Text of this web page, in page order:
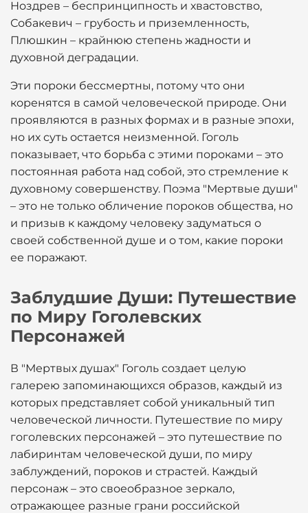
Ноздрев – беспринципность и хвастовство,
Собакевич – грубость и приземленность,
Плюшкин – крайнюю степень жадности и
духовной деградации.
Эти пороки бессмертны, потому что они
коренятся в самой человеческой природе. Они
проявляются в разных формах и в разные эпохи,
но их суть остается неизменной. Гоголь
показывает, что борьба с этими пороками – это
постоянная работа над собой, это стремление к
духовному совершенству. Поэма "Мертвые души"
– это не только обличение пороков общества, но
и призыв к каждому человеку задуматься о
своей собственной душе и о том, какие пороки
ее поражают.
Заблудшие Души: Путешествие
по Миру Гоголевских
Персонажей
В "Мертвых душах" Гоголь создает целую
галерею запоминающихся образов, каждый из
которых представляет собой уникальный тип
человеческой личности. Путешествие по миру
гоголевских персонажей – это путешествие по
лабиринтам человеческой души, по миру
заблуждений, пороков и страстей. Каждый
персонаж – это своеобразное зеркало,
отражающее разные грани российской